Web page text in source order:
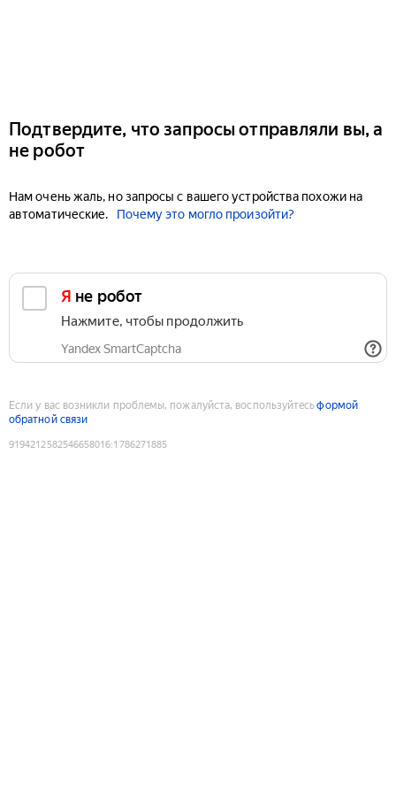
Подтвердите, что запросы отправляли вы, а
не робот
Нам очень жаль, но запросы с вашего устройства похожи на
автоматические.
Почему это могло произойти?
Я не робот
Нажмите, чтобы продолжить
Yandex SmartCaptcha
Если у вас возникли проблемы, пожалуйста, воспользуйтесьформой
обратной связи
9194212582546658016:1786271885